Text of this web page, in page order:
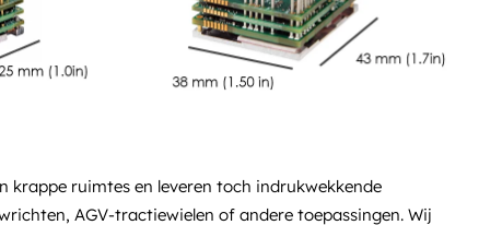
krappe ruimtes en leveren toch indrukwekkende
AGV-tractiewielen of andere toepassingen. Wij